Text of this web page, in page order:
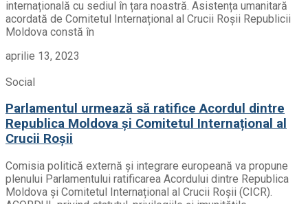
internațională cu sediul în țara noastră. Asistența umanitară
acordată de Comitetul Internațional al Crucii Roșii Republicii
Moldova constă în
aprilie 13, 2023
Social
Parlamentul urmează să ratifice Acordul dintre
Republica Moldova și Comitetul Internațional al
Crucii Roșii
Comisia politică externă și integrare europeană va propune
plenului Parlamentului ratificarea Acordului dintre Republica
Moldova și Comitetul Internațional al Crucii Roșii (CICR).